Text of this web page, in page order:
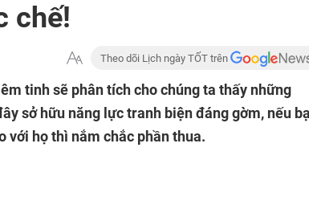
chế!
Theo dõi Lịch ngày TỐT trên
tinh sẽ phân tích cho chúng ta thấy những
sở hữu năng lực tranh biện đáng gờm, nếu
với họ thì nắm chắc phần thua.